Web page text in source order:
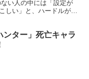
い人の中には「設定が
しい」と、ハードルが高
ンター」死亡キャラ